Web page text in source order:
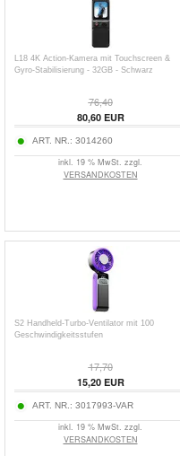
L18 4K Action-Kamera mit Touchscreen &
Gyro-Stabilisierung - 32GB - Schwarz
76,40
80,60EUR
ART. NR.: 3014260
inkl. 19 % MwSt. zzgl.
VERSANDKOSTEN
S2 Handheld-Turbo-Ventilator mit 100
Geschwindigkeitsstufen
17,70
15,20EUR
ART. NR.: 3017993-VAR
inkl. 19 % MwSt. zzgl.
VERSANDKOSTEN